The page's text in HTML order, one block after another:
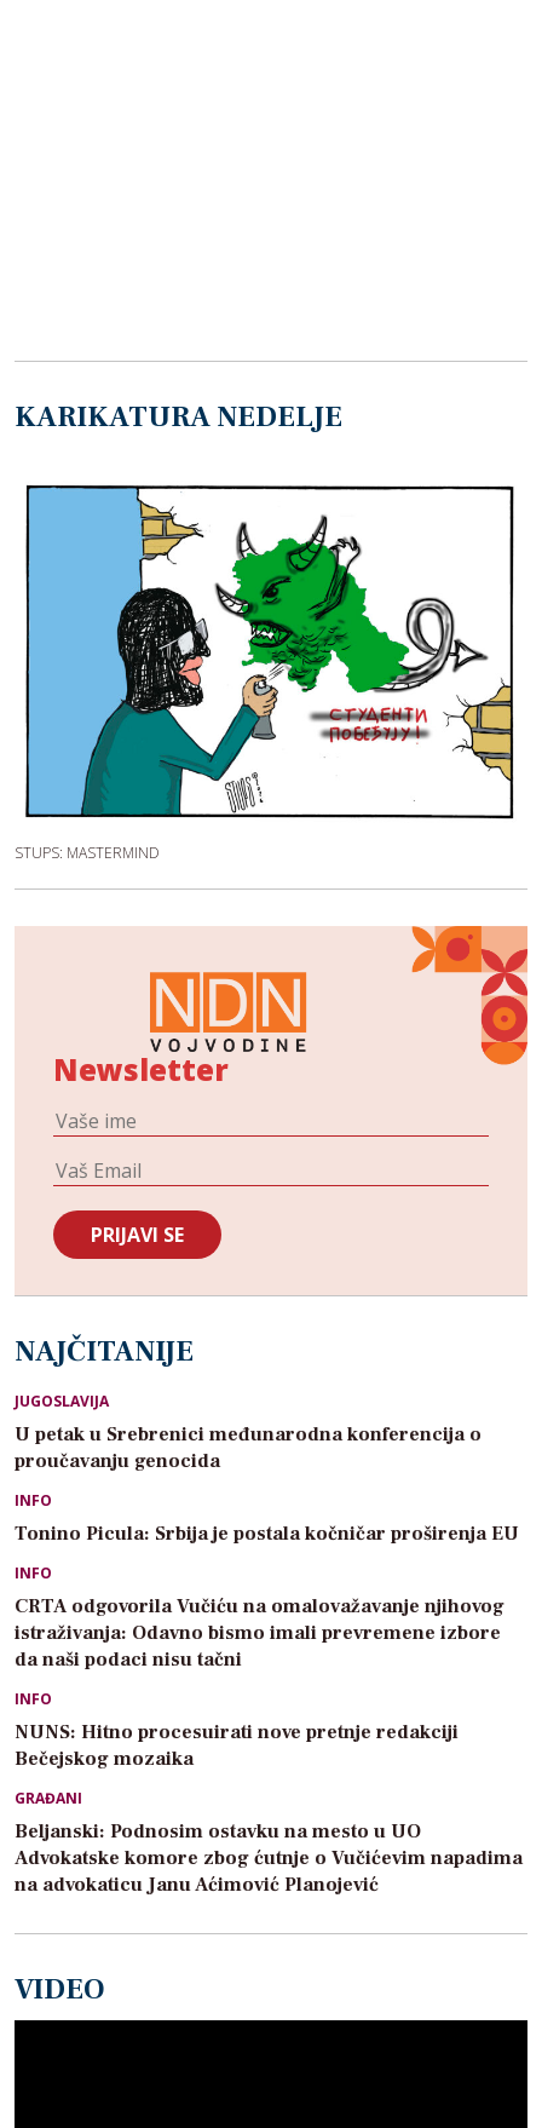
KARIKATURA NEDELJE
STUPS: MASTERMIND
Newsletter
NAJČITANIJE
JUGOSLAVIJA
U petak u Srebrenici međunarodna konferencija o
proučavanju genocida
INFO
Tonino Picula: Srbija je postala kočničar proširenja EU
INFO
CRTA odgovorila Vučiću na omalovažavanje njihovog
istraživanja: Odavno bismo imali prevremene izbore
da naši podaci nisu tačni
INFO
NUNS: Hitno procesuirati nove pretnje redakciji
Bečejskog mozaika
GRAĐANI
Beljanski: Podnosim ostavku na mesto u UO
Advokatske komore zbog ćutnje o Vučićevim napadima
na advokaticu Janu Aćimović Planojević
VIDEO